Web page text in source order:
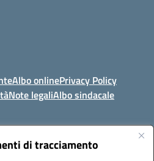
di tracciamento
Albo onlinePrivacy Policy
Note legaliAlbo sindacale
MANOPPELLO (PE)